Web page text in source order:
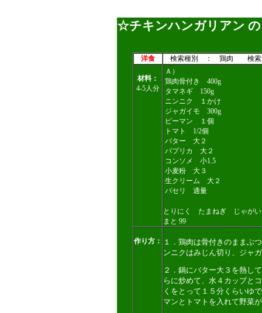
☆チキンハンガリアン
洋食 検索種別 ： 鶏肉 検
材料：
4-5人分
Ａ）
鶏肉骨付き 400g
タマネギ 150g
ニンニク １かけ
ジャガイモ 300g
ピーマン １個
トマト 1/2個
バター 大２
パプリカ 大２
コンソメ 小1.5
小麦粉 大３
生クリーム 大２
パセリ 適量
とりにく たまねぎ じゃが
まと 99
作り方：
１．鶏肉は骨付きのままぶ
ンニクはみじん切り、ジャ
２．鍋にバター大３を熱し
らに炒めて、水４カップと
くをとって１５分くらいゆ
マンとトマトを入れて野菜